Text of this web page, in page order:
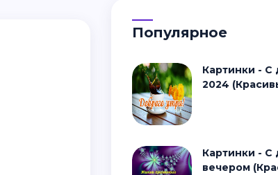
Популярное
Картинки - С добрым утром
2024
Картинки - С добрым
вечером